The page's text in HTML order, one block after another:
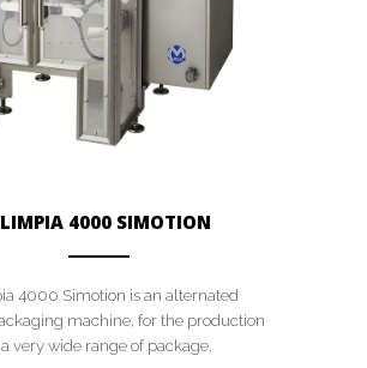
4000 SIMOTION
4000 Simotion is an alternated
machine, for the production
very wide range of package.